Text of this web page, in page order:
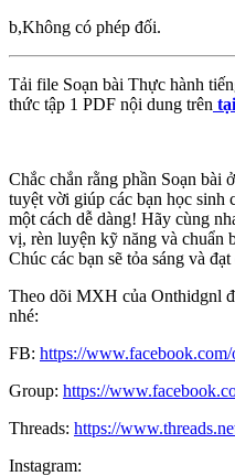
b,Không có phép đối.
Tải file Soạn bài Thực hành
thức tập 1 PDF nội dung trên
Chắc chắn rằng phần Soạn bài
tuyệt vời giúp các bạn học
một cách dễ dàng! Hãy cùng
vị, rèn luyện kỹ năng và chuẩn
Chúc các bạn sẽ tỏa sáng và
Theo dõi MXH của Onthidgnl
nhé:
FB: https://
Group: https://
Threads: https://
Instagram: